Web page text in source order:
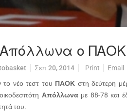
Απόλλωνα ο ΠΑΟΚ
Σεπ 20, 2014 Print Email
το νέο τεστ του ΠΑΟΚ στη δεύτερη
Απόλλωναμε 88-78 και
του.